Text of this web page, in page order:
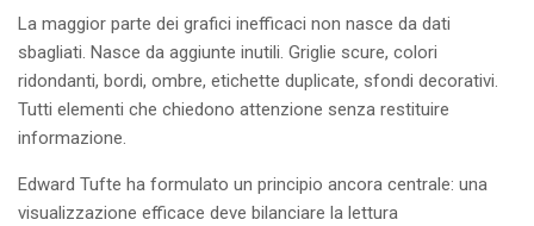
La maggior parte dei grafici inefficaci non nasce da dati
sbagliati. Nasce da aggiunte inutili. Griglie scure, colori
ridondanti, bordi, ombre, etichette duplicate, sfondi decorativi.
Tutti elementi che chiedono attenzione senza restituire
informazione.
Edward Tufte ha formulato un principio ancora centrale: una
visualizzazione efficace deve bilanciare la lettura